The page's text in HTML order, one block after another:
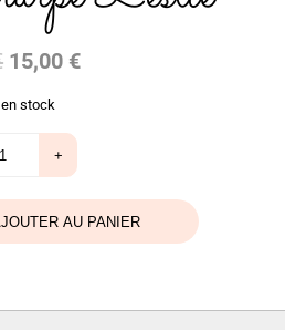
Le
initial
était :
30,00 €.
15,00 €Le
stock
+
AU PANIER